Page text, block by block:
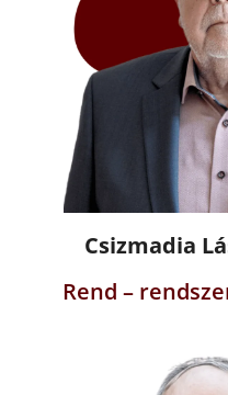
Csizmadia
Rend –